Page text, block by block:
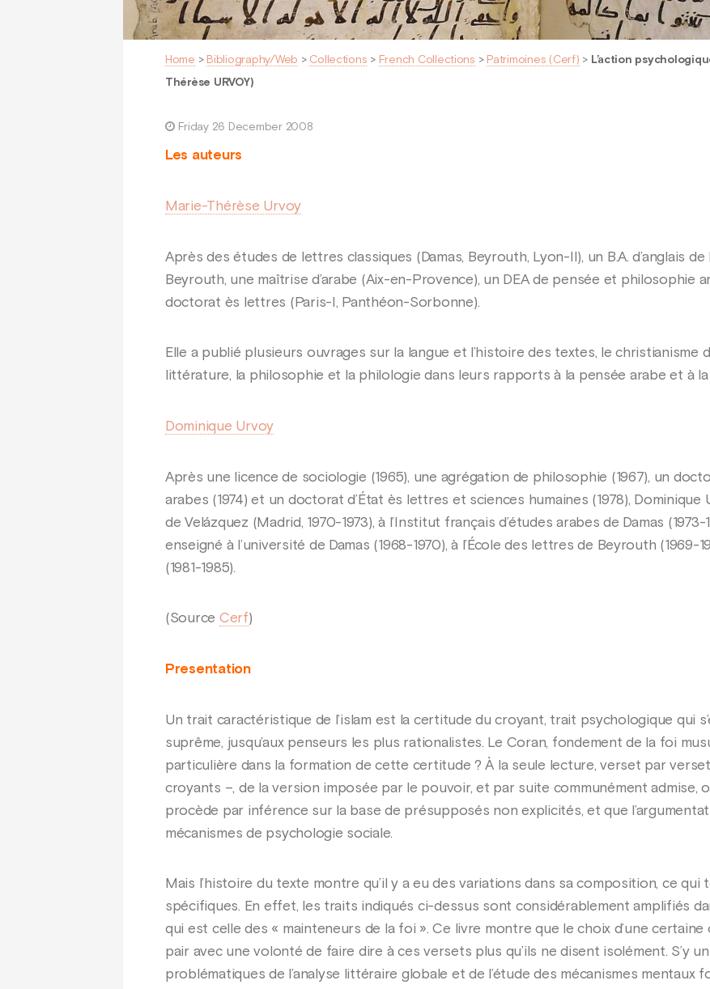
Home > Bibliography/Web > Collections > French Collections > Patrimoines (Cerf) > L’action
Thérèse URVOY)
Friday 26 December 2008
Les auteurs
Marie-Thérèse Urvoy
Après des études de lettres classiques (Damas, Beyrouth, Lyon-II), un B.A. d’anglais de
Beyrouth, une maîtrise d’arabe (Aix-en-Provence), un DEA de pensée et philosophie
doctorat ès lettres (Paris-I, Panthéon-Sorbonne).
Elle a publié plusieurs ouvrages sur la langue et l’histoire des textes, le christianisme
littérature, la philosophie et la philologie dans leurs rapports à la pensée arabe et à la
Dominique Urvoy
Après une licence de sociologie (1965), une agrégation de philosophie (1967), un
arabes (1974) et un doctorat d’État ès lettres et sciences humaines (1978),
de Velázquez (Madrid, 1970-1973), à l’Institut français d’études arabes de Damas (1973-
enseigné à l’université de Damas (1968-1970), à l’École des lettres de Beyrouth (1969-
(1981-1985).
(Source Cerf)
Presentation
Un trait caractéristique de l’islam est la certitude du croyant, trait psychologique qui
suprême, jusqu’aux penseurs les plus rationalistes. Le Coran, fondement de la foi
particulière dans la formation de cette certitude ? À la seule lecture, verset par
croyants –, de la version imposée par le pouvoir, et par suite communément admise,
procède par inférence sur la base de présupposés non explicités, et que
mécanismes de psychologie sociale.
Mais l’histoire du texte montre qu’il y a eu des variations dans sa composition, ce
spécifiques. En effet, les traits indiqués ci-dessus sont considérablement amplifiés
qui est celle des « mainteneurs de la foi ». Ce livre montre que le choix d’une
pair avec une volonté de faire dire à ces versets plus qu’ils ne disent isolément. S’y
problématiques de l’analyse littéraire globale et de l’étude des mécanismes mentaux